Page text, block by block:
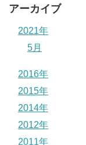
アーカイブ
2021年
5月
2016年
2015年
2014年
2012年
2011年